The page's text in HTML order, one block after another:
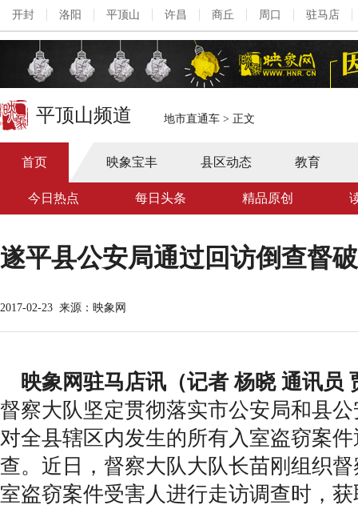
开封 洛阳 平顶山 许昌 商丘 周口 驻马店
平顶山频道 地市直通车 > 正文
首页 映象宝丰 县区动态 教育
今日热点 每日头条 精品原创
遂平县公安局通过回访倒查督
2017-02-23 来源：映象网
映象网驻马店讯（记者 杨晓 通讯员
督察大队坚定贯彻落实市公安局和县
对全县辖区内发生的所有入室盗窃案
查。近日，督察大队大队长苗刚组织
室盗窃案件受害人进行走访调查时，